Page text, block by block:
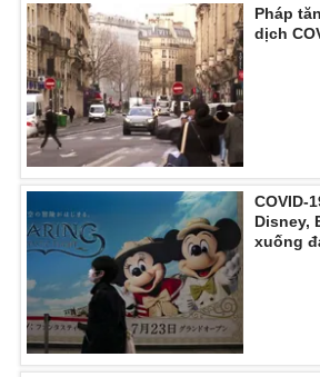
Liên hệ tòa soạn English
THỜI BÁO VTV
Theo dõi báo trên
Cơ quan chủ quản:Đài Truyền hình Việt
Cơ quan báo chí:Thời báo VTV
Giấy phép hoạt động báo in và báo điện
Pháp
dịch
COVID-
Disney,
xuống